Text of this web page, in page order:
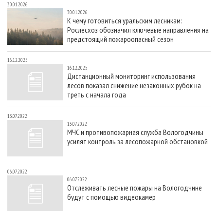
30.01.2026
30.01.2026
К чему готовиться уральским лесникам:
Рослесхоз обозначил ключевые направления на
предстоящий пожароопасный сезон
16.12.2025
16.12.2025
Дистанционный мониторинг использования
лесов показал снижение незаконных рубок на
треть с начала года
13.07.2022
13.07.2022
МЧС и противопожарная служба Вологодчины
усилят контроль за лесопожарной обстановкой
06.07.2022
06.07.2022
Отслеживать лесные пожары на Вологодчине
будут с помощью видеокамер